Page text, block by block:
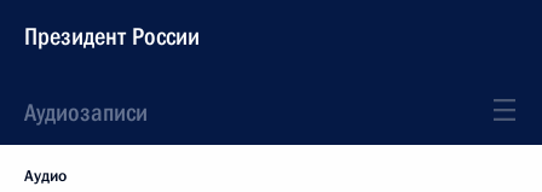
Президент России
Аудиозаписи
Аудио